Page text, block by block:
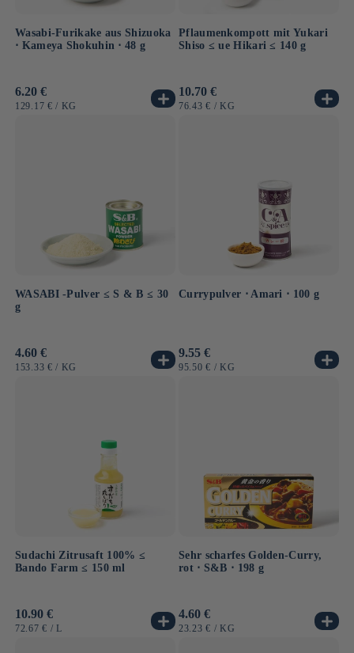
Wasabi-Furikake aus Shizuoka
⋅ Kameya Shokuhin ⋅ 48 g
Normaler
Preis
6.20 €
GRUNDPREIS
129.17 € / PRO
KG
Pflaumenkompott mit Yukari
Shiso ≤ ue Hikari ≤ 140 g
Normaler
Preis
10.70 €
GRUNDPREIS
76.43 € / PRO
KG
WASABI -Pulver ≤ S & B ≤ 30
g
Normaler
Preis
4.60 €
GRUNDPREIS
153.33 € / PRO
KG
Currypulver ⋅ Amari ⋅ 100 g
Normaler
Preis
9.55 €
GRUNDPREIS
95.50 € / PRO
KG
Sudachi Zitrusaft 100% ≤
Bando Farm ≤ 150 ml
Normaler
Preis
10.90 €
GRUNDPREIS
72.67 € / PRO
L
Sehr scharfes Golden-Curry,
rot ⋅ S&B ⋅ 198 g
Normaler
Preis
4.60 €
GRUNDPREIS
23.23 € / PRO
KG